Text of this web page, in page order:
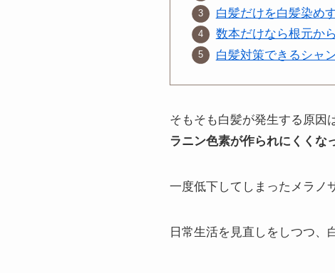
白髪だけを白髪染め
数本だけなら根元か
白髪対策できるシャ
そもそも白髪が発生する原因
ラニン色素が作られにくくな
一度低下してしまったメラノ
日常生活を見直しをしつつ、